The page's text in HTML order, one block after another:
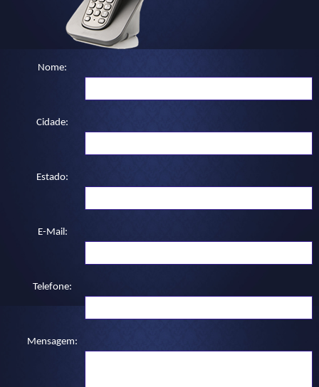
Nome:
Cidade:
Estado:
E-Mail:
Telefone:
Mensagem: